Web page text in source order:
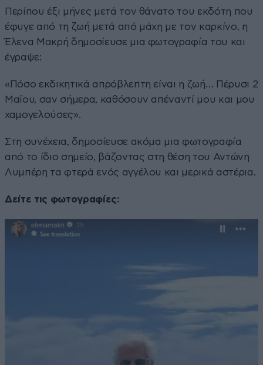
Περίπου έξι μήνες μετά τον θάνατο του εκδότη που
έφυγε από τη ζωή μετά από μάχη με τον καρκίνο, η
Έλενα Μακρή δημοσίευσε μια φωτογραφία του και
έγραψε:
«Πόσο εκδικητικά απρόβλεπτη είναι η ζωή… Πέρυσι 2
Μαΐου, σαν σήμερα, καθόσουν απέναντί μου και μου
χαμογελούσες».
Στη συνέχεια, δημοσίευσε ακόμα μια φωτογραφία
από το ίδιο σημείο, βάζοντας στη θέση του Αντώνη
Λυμπέρη τα φτερά ενός αγγέλου και μερικά αστέρια.
Δείτε τις φωτογραφίες: